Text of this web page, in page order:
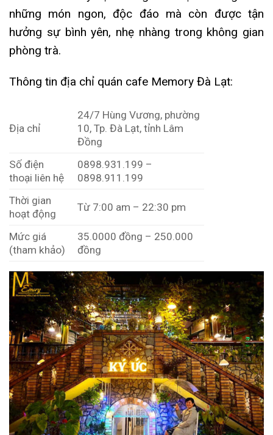
những món ngon, độc đáo mà còn được tận
hưởng sự bình yên, nhẹ nhàng trong không gian
phòng trà.
Thông tin địa chỉ quán cafe Memory Đà Lạt:
Địa chỉ
24/7 Hùng Vương, phường
10, Tp. Đà Lạt, tỉnh Lâm
Đồng
Số điện
thoại liên hệ
0898.931.199 –
0898.911.199
Thời gian
hoạt động
Từ 7:00 am – 22:30 pm
Mức giá
(tham khảo)
35.0000 đồng – 250.000
đồng